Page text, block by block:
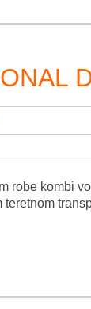
robe kombi